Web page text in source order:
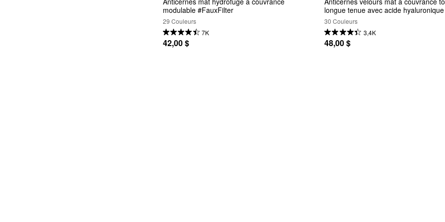
modulable #FauxFilter
29 Couleurs
7K
42,00 $
longue tenue avec acide hyaluronique
30 Couleurs
3,4K
48,00 $